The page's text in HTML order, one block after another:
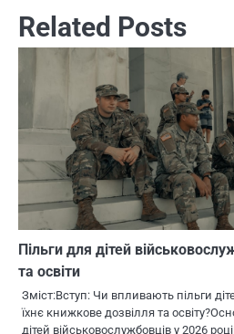
Related Posts
Пільги для дітей
та освіти
Зміст:Вступ: Чи впливають пільги
їхнє книжкове дозвілля та
дітей військовослужбовців у 2026